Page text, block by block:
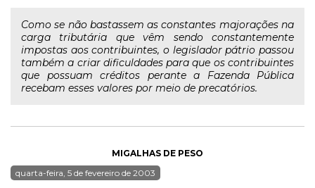
Como se não bastassem as constantes majorações na
carga tributária que vêm sendo constantemente
impostas aos contribuintes, o legislador pátrio passou
também a criar dificuldades para que os contribuintes
que possuam créditos perante a Fazenda Pública
recebam esses valores por meio de precatórios.
MIGALHAS DE PESO
quarta-feira, 5 de fevereiro de 2003